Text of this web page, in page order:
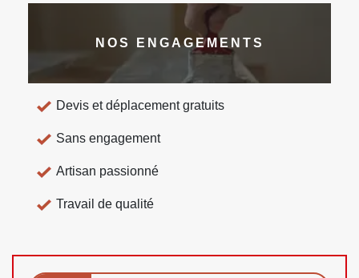
NOS ENGAGEMENTS
Devis et déplacement gratuits
Sans engagement
Artisan passionné
Travail de qualité